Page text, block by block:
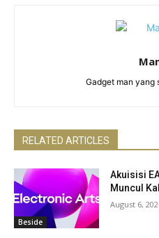
Gadget man yang
RELATED ARTICLES
Beside
Akuisisi
Muncul
August 6,